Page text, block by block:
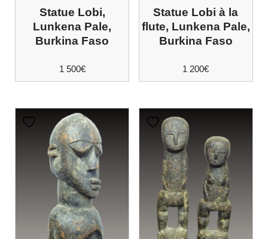
Statue Lobi,
Lunkena Pale,
Burkina Faso
1 500€
Statue Lobi à la
flute, Lunkena Pale,
Burkina Faso
1 200€